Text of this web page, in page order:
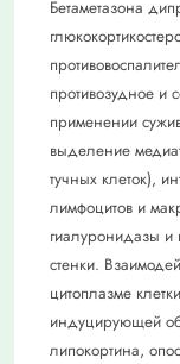
Бетаметазона
противозудное и
применении
выделение
тучных клеток),
лимфоцитов и
гиалуронидазы и
стенки.
цитоплазме
индуцирующей
липокортина,